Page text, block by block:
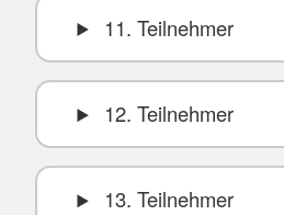
11. Teilnehmer
12. Teilnehmer
13. Teilnehmer